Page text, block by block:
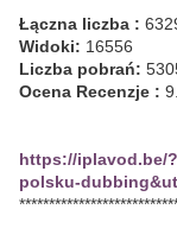
Łączna liczba :
Widoki: 16556
Liczba pobrań:
Ocena Recenzje :
https://iplavod.be/
polsku-